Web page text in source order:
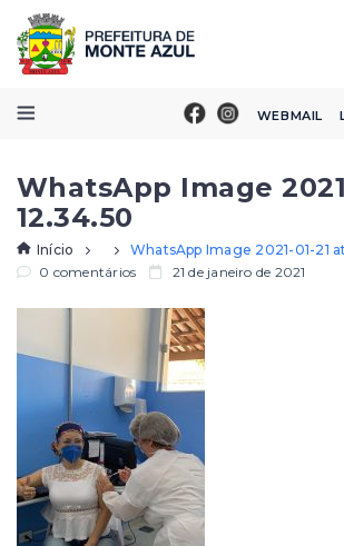
WEBMAIL
WhatsApp Image
12.34.50
Início
WhatsApp Image 2021-01-21
0 comentários
21 de janeiro de 2021